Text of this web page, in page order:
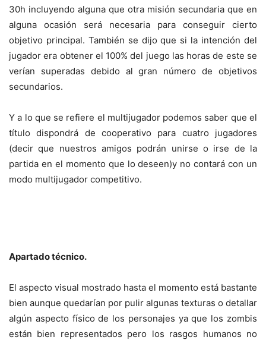
30h incluyendo alguna que otra misión secundaria que en
alguna ocasión será necesaria para conseguir cierto
objetivo principal. También se dijo que si la intención del
jugador era obtener el 100% del juego las horas de este se
verían superadas debido al gran número de objetivos
secundarios.
Y a lo que se refiere el multijugador podemos saber que el
título dispondrá de cooperativo para cuatro jugadores
(decir que nuestros amigos podrán unirse o irse de la
partida en el momento que lo deseen)y no contará con un
modo multijugador competitivo.
Apartado técnico.
El aspecto visual mostrado hasta el momento está bastante
bien aunque quedarían por pulir algunas texturas o detallar
algún aspecto físico de los personajes ya que los zombis
están bien representados pero los rasgos humanos no